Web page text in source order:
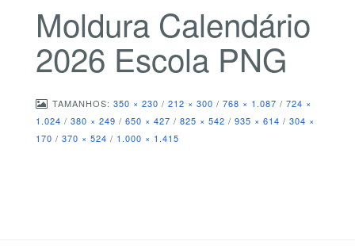
Moldura Calendário
2026 Escola PNG
TAMANHOS: 350 × 230 / 212 × 300 / 768 × 1.087 / 724 ×
1.024 / 380 × 249 / 650 × 427 / 825 × 542 / 935 × 614 / 304 ×
170 / 370 × 524 / 1.000 × 1.415